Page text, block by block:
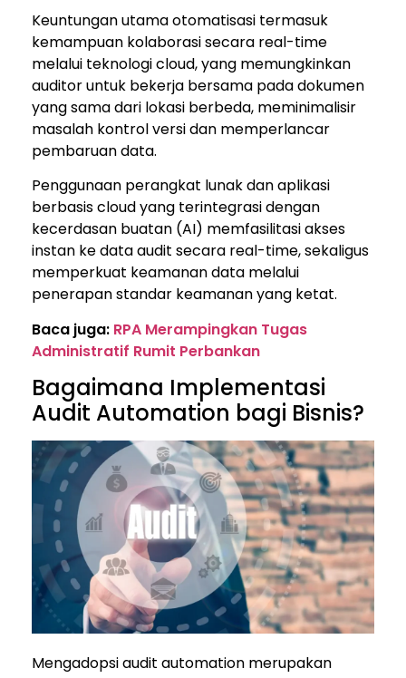
Keuntungan utama otomatisasi termasuk
kemampuan kolaborasi secara real-time
melalui teknologi cloud, yang memungkinkan
auditor untuk bekerja bersama pada dokumen
yang sama dari lokasi berbeda, meminimalisir
masalah kontrol versi dan memperlancar
pembaruan data.
Penggunaan perangkat lunak dan aplikasi
berbasis cloud yang terintegrasi dengan
kecerdasan buatan (AI) memfasilitasi akses
instan ke data audit secara real-time, sekaligus
memperkuat keamanan data melalui
penerapan standar keamanan yang ketat.
Baca juga: RPA Merampingkan Tugas
Administratif Rumit Perbankan
Bagaimana Implementasi
Audit Automation bagi Bisnis?
Mengadopsi audit automation merupakan